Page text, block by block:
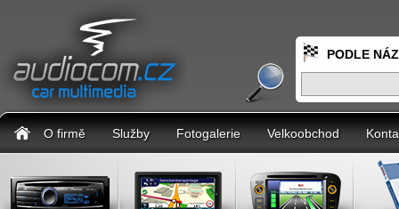
PODLE
O firmě Služby Fotogalerie Velkoobchod